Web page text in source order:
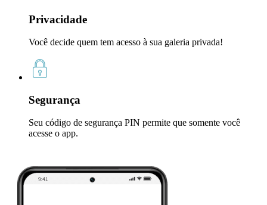
Privacidade
Você decide quem tem acesso à sua galeria privada!
Segurança
Seu código de segurança PIN permite que somente você
acesse o app.